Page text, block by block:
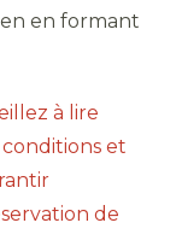
en formant
à lire
et
de